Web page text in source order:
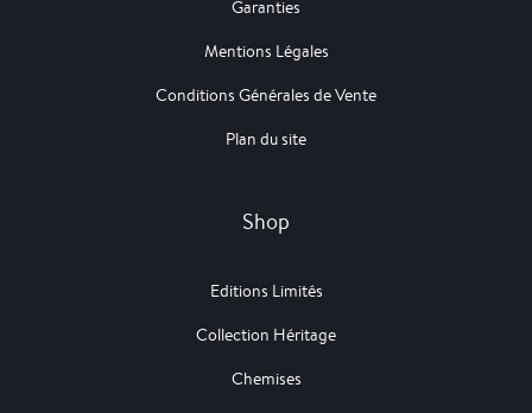
Garanties
Mentions Légales
Conditions Générales de Vente
Plan du site
Shop
Editions Limités
Collection Héritage
Chemises